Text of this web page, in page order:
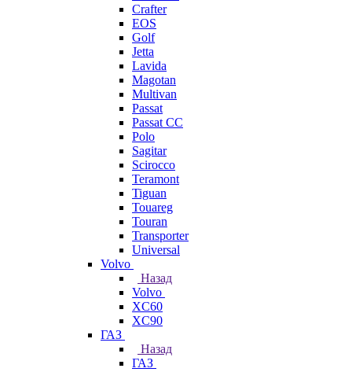
Crafter
EOS
Golf
Jetta
Lavida
Magotan
Multivan
Passat
Passat CC
Polo
Sagitar
Scirocco
Teramont
Tiguan
Touareg
Touran
Transporter
Universal
Volvo
Назад
Volvo
XC60
XC90
ГАЗ
Назад
ГАЗ